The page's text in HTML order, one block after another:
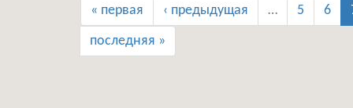
« первая ‹ предыдущая … 5 6
последняя »